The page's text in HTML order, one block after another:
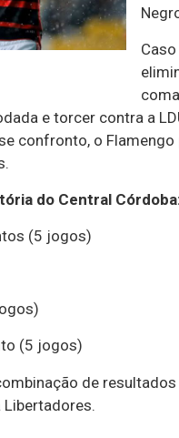
e torcer contra a
confronto, o
do Central
(5 jogos)
(5 jogos)
de
Libertadores.